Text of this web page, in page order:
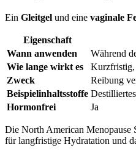
Ein Gleitgel und eine vaginale
Eigenschaft
Wann anwenden
Während
Wie lange wirkt es
Kurzfristig,
Zweck
Reibung
Beispielinhaltsstoffe
Hormonfrei
Ja
Die North American
für langfristige Hydratation und